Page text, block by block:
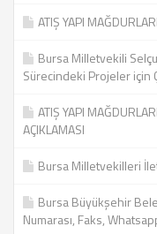
ATIŞ YAPI
Bursa Milletvekili
Sürecindeki Projeler için
ATIŞ YAPI
AÇIKLAMASI
Bursa Milletvekilleri
Bursa Büyükşehir
Numarası, Faks,